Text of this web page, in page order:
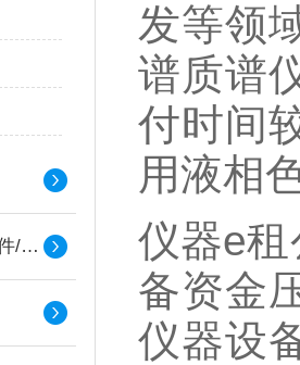
仪器配套—耗材/配件/备件
发等领
谱质谱
付时间
用液相
仪器e
备资金
仪器设